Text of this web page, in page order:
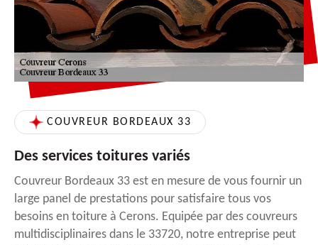
COUVREUR BORDEAUX 33
Des services toitures variés
Couvreur Bordeaux 33 est en mesure de vous fournir un
large panel de prestations pour satisfaire tous vos
besoins en toiture à Cerons. Equipée par des couvreurs
multidisciplinaires dans le 33720, notre entreprise peut